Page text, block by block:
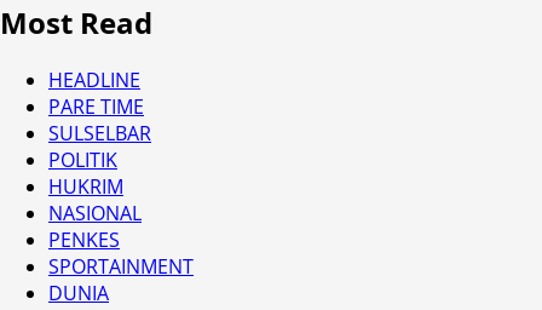
Most Read
HEADLINE
PARE TIME
SULSELBAR
POLITIK
HUKRIM
NASIONAL
PENKES
SPORTAINMENT
DUNIA